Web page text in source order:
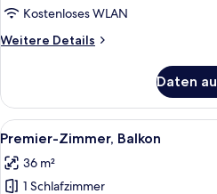
Kostenloses WLAN
Weitere Details
Weitere
Doppelzimmer
Daten
Alle
Fotos
für
Premier-
7
Premier-Zimmer, Balkon
36 m²
1 Schlafzimmer